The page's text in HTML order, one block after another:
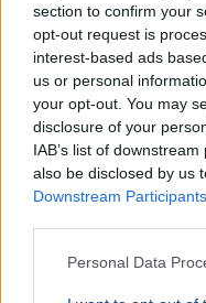
section to confirm your
opt-out request is
interest-based ads
us or personal
your opt-out. You may
disclosure of your
IAB’s list of
also be disclosed by us
Downstream Participants
Personal Data
Vitézy Dávid
motorvonat áll